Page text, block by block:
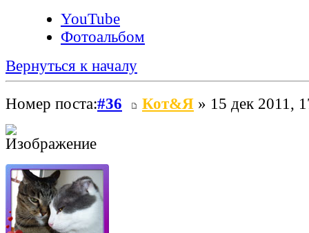
YouTube
Фотоальбом
Вернуться к началу
Номер поста:#36 Кот&Я » 15 дек 2011,